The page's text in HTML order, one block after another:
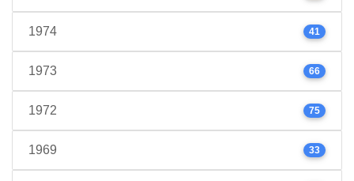
1974 41
1973 66
1972 75
1969 33